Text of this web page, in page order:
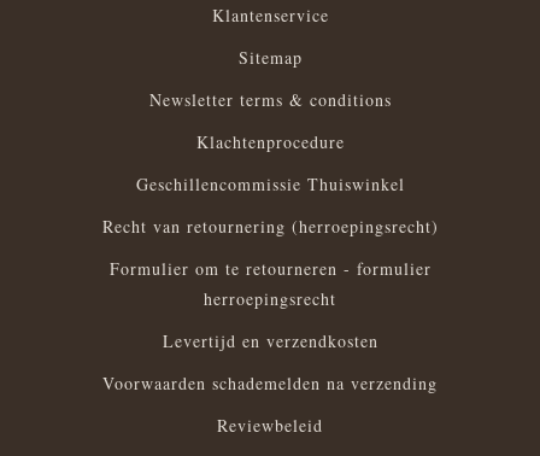
Klantenservice
Sitemap
Newsletter terms & conditions
Klachtenprocedure
Geschillencommissie Thuiswinkel
Recht van retournering (herroepingsrecht)
Formulier om te retourneren - formulier
herroepingsrecht
Levertijd en verzendkosten
Voorwaarden schademelden na verzending
Reviewbeleid